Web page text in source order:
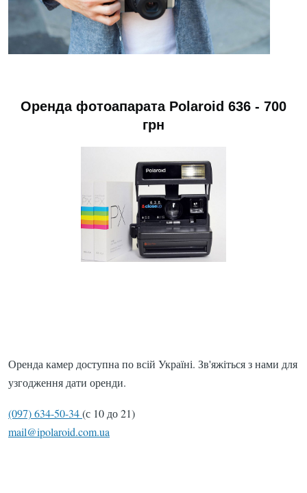
Оренда фотоапарата Polaroid 636 - 700
грн
Оренда камер доступна по всій Україні. Зв'яжіться з нами для
узгодження дати оренди.
(097) 634-50-34(с 10 до 21)
mail@ipolaroid.com.ua